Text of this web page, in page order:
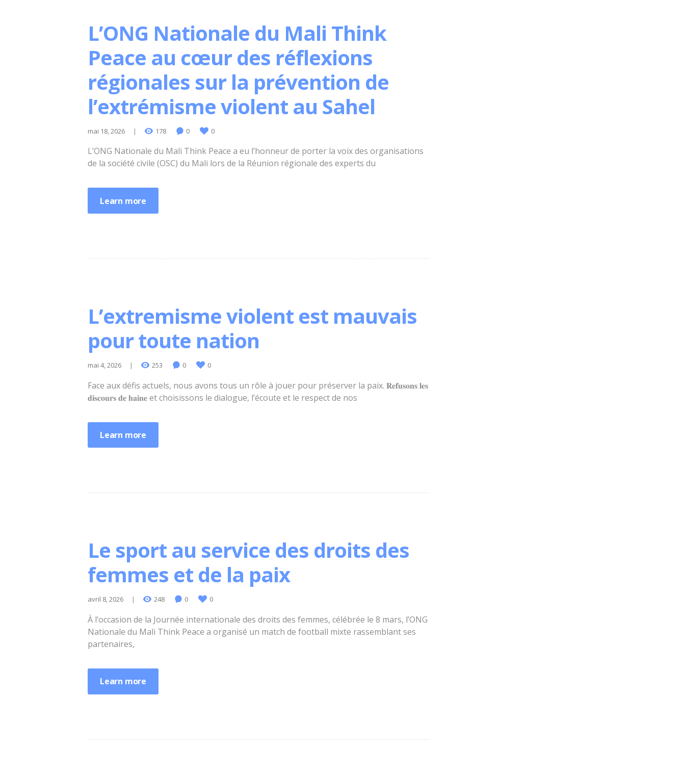
L’ONG Nationale du Mali Think
Peace au cœur des réflexions
régionales sur la prévention de
l’extrémisme violent au Sahel
mai 18, 2026 178 0 0
L’ONG Nationale du Mali Think Peace a eu l’honneur de porter la voix des organisations
de la société civile (OSC) du Mali lors de la Réunion régionale des experts du
Learn more
L’extremisme violent est mauvais
pour toute nation
mai 4, 2026 253 0 0
Face aux défis actuels, nous avons tous un rôle à jouer pour préserver la paix. 𝐑𝐞𝐟𝐮𝐬𝐨𝐧𝐬 𝐥𝐞𝐬
𝐝𝐢𝐬𝐜𝐨𝐮𝐫𝐬 𝐝𝐞 𝐡𝐚𝐢𝐧𝐞 et choisissons le dialogue, l’écoute et le respect de nos
Learn more
Le sport au service des droits des
femmes et de la paix
avril 8, 2026 248 0 0
À l’occasion de la Journée internationale des droits des femmes, célébrée le 8 mars, l’ONG
Nationale du Mali Think Peace a organisé un match de football mixte rassemblant ses
partenaires,
Learn more